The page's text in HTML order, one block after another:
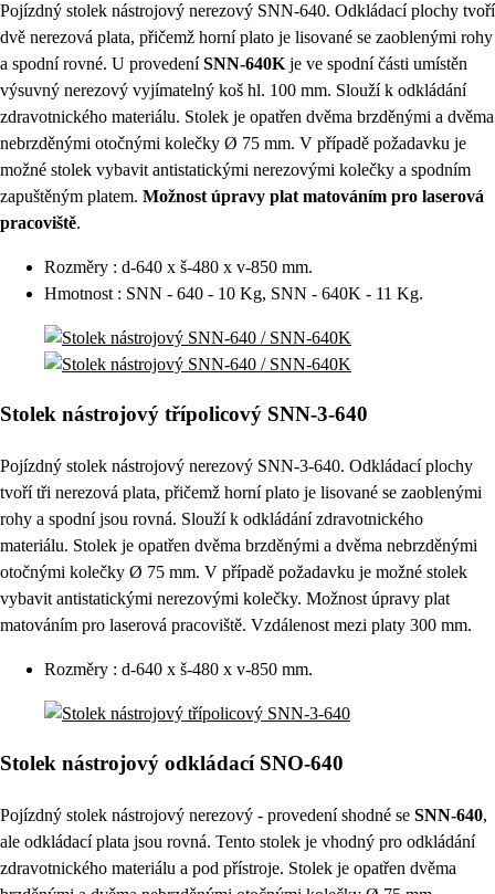
Pojízdný stolek nástrojový nerezový SNN-640. Odkládací plochy tvoří
dvě nerezová plata, přičemž horní plato je lisované se zaoblenými rohy
a spodní rovné. U provedeníSNN-640K je ve spodní části umístěn
výsuvný nerezový vyjímatelný koš hl. 100 mm. Slouží k odkládání
zdravotnického materiálu. Stolek je opatřen dvěma brzděnými a dvěma
nebrzděnými otočnými kolečky Ø 75 mm. V případě požadavku je
možné stolek vybavit antistatickými nerezovými kolečky a spodním
zapuštěným platem. Možnost úpravy plat matováním pro laserová
pracoviště.
Rozměry : d-640 x š-480 x v-850 mm.
Hmotnost : SNN - 640 - 10 Kg, SNN - 640K - 11 Kg.
Stolek nástrojový třípolicový SNN-3-640
Pojízdný stolek nástrojový nerezový SNN-3-640. Odkládací plochy
tvoří tři nerezová plata, přičemž horní plato je lisované se zaoblenými
rohy a spodní jsou rovná. Slouží k odkládání zdravotnického
materiálu. Stolek je opatřen dvěma brzděnými a dvěma nebrzděnými
otočnými kolečky Ø 75 mm. V případě požadavku je možné stolek
vybavit antistatickými nerezovými kolečky. Možnost úpravy plat
matováním pro laserová pracoviště. Vzdálenost mezi platy 300 mm.
Rozměry : d-640 x š-480 x v-850 mm.
Stolek nástrojový odkládací SNO-640
Pojízdný stolek nástrojový nerezový - provedení shodné se SNN-640,
ale odkládací plata jsou rovná. Tento stolek je vhodný pro odkládání
zdravotnického materiálu a pod přístroje. Stolek je opatřen dvěma